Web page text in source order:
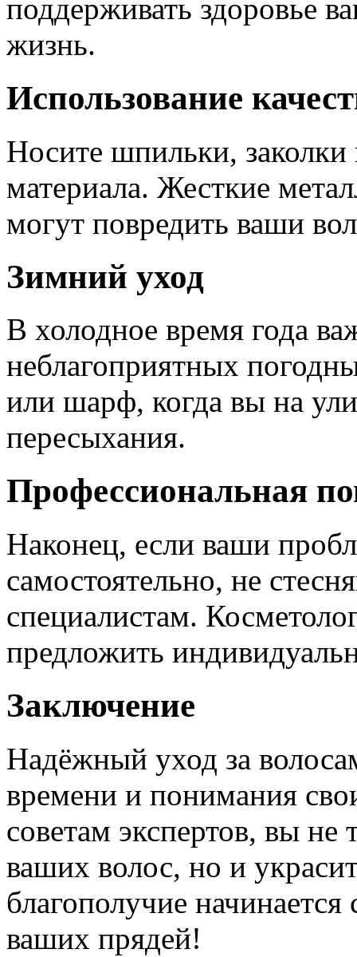
поддерживать здоровье
жизнь.
Использование
Носите шпильки, заколки
материала. Жесткие
могут повредить ваши
Зимний уход
В холодное время года
неблагоприятных
или шарф, когда вы на
пересыхания.
Профессиональная
Наконец, если ваши
самостоятельно, не
специалистам.
предложить
Заключение
Надёжный уход за
времени и понимания
советам экспертов, вы не
ваших волос, но и
благополучие
ваших прядей!